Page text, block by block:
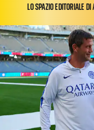
LO SPAZIO EDITORIALE